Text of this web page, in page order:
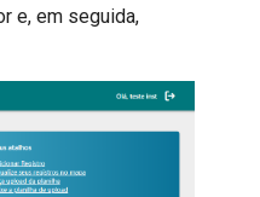
e, em seguida,